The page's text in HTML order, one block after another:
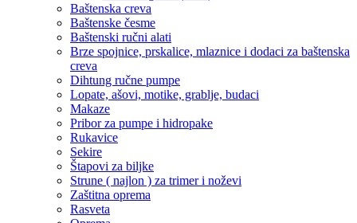
Baštenska creva
Baštenske česme
Baštenski ručni alati
Brze spojnice, prskalice, mlaznice i dodaci za baštenska
creva
Dihtung ručne pumpe
Lopate, ašovi, motike, grablje, budaci
Makaze
Pribor za pumpe i hidropake
Rukavice
Sekire
Štapovi za biljke
Strune ( najlon ) za trimer i noževi
Zaštitna oprema
Rasveta